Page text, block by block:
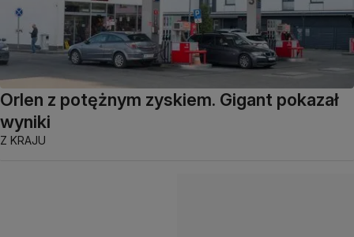
Orlen z potężnym zyskiem. Gigant pokazał
wyniki
Z KRAJU